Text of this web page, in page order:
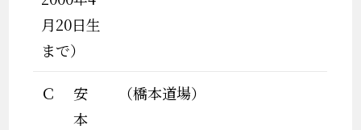
月20日生
まで）
Ｃ
安
本
（橋本道場）